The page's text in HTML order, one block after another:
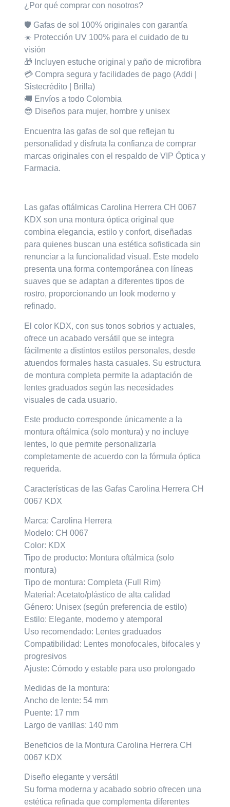
¿Por qué comprar con nosotros?
🛡️ Gafas de sol 100% originales con garantía
☀️ Protección UV 100% para el cuidado de tu
visión
🎁 Incluyenestuche original y paño de microfibra
💳 Compra segura y facilidades de pago (Addi |
Sistecrédito | Brilla)
🚚 Envíos a todo Colombia
😎 Diseños para mujer, hombre y unisex
Encuentra las gafas de sol que reflejan tu
personalidad y disfruta la confianza de comprar
marcas originales con el respaldo deVIP Óptica y
Farmacia.
Lasgafas oftálmicas Carolina Herrera CH 0067
KDX son una montura óptica original que
combina elegancia, estilo y confort, diseñadas
para quienes buscan una estética sofisticada sin
renunciar a la funcionalidad visual. Este modelo
presenta una forma contemporánea con líneas
suaves que se adaptan a diferentes tipos de
rostro, proporcionando un look moderno y
refinado.
El color KDX, con sus tonos sobrios y actuales,
ofrece un acabado versátil que se integra
fácilmente a distintos estilos personales, desde
atuendos formales hasta casuales. Su estructura
de montura completa permite la adaptación de
lentes graduados según las necesidades
visuales de cada usuario.
Este producto corresponde únicamente a la
montura oftálmica (solo montura) y no incluye
lentes, lo que permite personalizarla
completamente de acuerdo con la fórmula óptica
requerida.
Características de las Gafas Carolina Herrera CH
0067 KDX
Marca: Carolina Herrera
Modelo: CH 0067
Color: KDX
Tipo de producto: Montura oftálmica (solo
montura)
Tipo de montura: Completa (Full Rim)
Material: Acetato/plástico de alta calidad
Género: Unisex (según preferencia de estilo)
Estilo: Elegante, moderno y atemporal
Uso recomendado: Lentes graduados
Compatibilidad: Lentes monofocales, bifocales y
progresivos
Ajuste: Cómodo y estable para uso prolongado
Medidas de la montura:
Ancho de lente: 54 mm
Puente: 17 mm
Largo de varillas: 140 mm
Beneficios de la Montura Carolina Herrera CH
0067 KDX
Diseño elegante y versátil
Su forma moderna y acabado sobrio ofrecen una
estética refinada que complementa diferentes